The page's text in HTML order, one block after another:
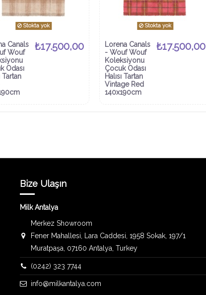
Stokta yok
Canals
Wouf
Odası
Tartan
₺17.500,00
Stokta yok
Lorena Canals
- Wouf Wouf
Koleksiyonu
Çocuk Odası
Halısı Tartan
Vintage Red
140x190cm
₺17.500,00
Bize Ulaşın
Milk Antalya
Merkez Showroom
Fener Mahallesi, Lara Caddesi, 1958 Sokak, 197/1
Muratpaşa, 07160 Antalya, Turkey
(0242) 323 7744
info@milkantalya.com